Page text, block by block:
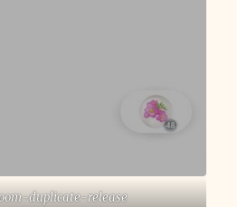
duplicate-release